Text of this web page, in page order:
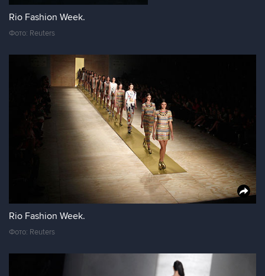
Rio Fashion Week.
Фото: Reuters
Rio Fashion Week.
Фото: Reuters